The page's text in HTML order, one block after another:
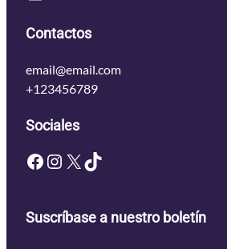
Contactos
email@email.com
+123456789
Sociales
Facebook Instagram X TikTok
Suscríbase a nuestro boletín